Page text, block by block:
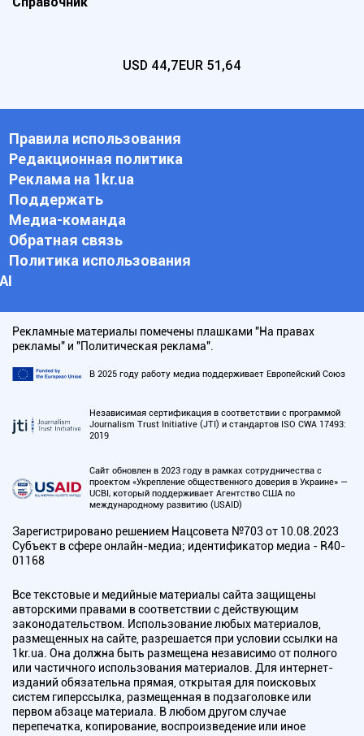
USD 44,7EUR 51,64
Правила использования
Редакционная политика
Реклама на 1kr.ua
Поддержать
Медиа-команда
Обратная связь
Политика использования
АI
Рекламные материалы помечены плашками "На правах
рекламы" и "Политическая реклама".
В 2025 году работу медиа поддерживает Европейский Союз
Независимая сертификация в соответствии с программой
Journalism Trust Initiative (JTI) и стандартов ISO CWA 17493:
2019
Сайт обновлен в 2023 году в рамках сотрудничества с
проектом «Укрепление общественного доверия в Украине» —
UCBI, который поддерживает Агентство США по
международному развитию (USAID)
Зарегистрировано решением Нацсовета №703 от 10.08.2023
Субъект в сфере онлайн-медиа; идентификатор медиа - R40-
01168
Все текстовые и медийные материалы сайта защищены
авторскими правами в соответствии с действующим
законодательством. Использование любых материалов,
размещенных на сайте, разрешается при условии ссылки на
1kr.ua. Она должна быть размещена независимо от полного
или частичного использования материалов. Для интернет-
изданий обязательна прямая, открытая для поисковых
систем гиперссылка, размещенная в подзаголовке или
первом абзаце материала. В любом другом случае
перепечатка, копирование, воспроизведение или иное